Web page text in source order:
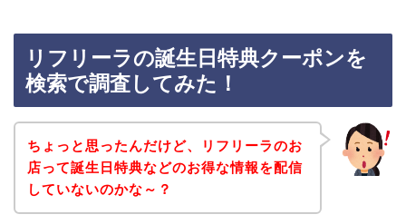
リフリーラの誕生日特典クーポンを
検索で調査してみた！
ちょっと思ったんだけど、リフリーラのお
店って誕生日特典などのお得な情報を配信
していないのかな～？